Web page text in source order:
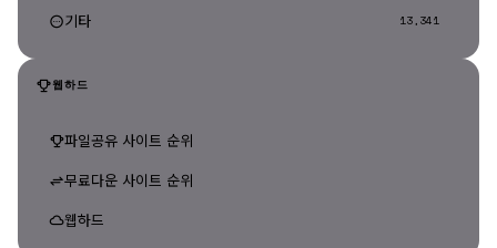
기타 13,341
웹하드
파일공유 사이트 순위
무료다운 사이트 순위
웹하드